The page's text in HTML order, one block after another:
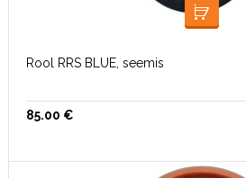
Rool RRS BLUE, seemis
85.00 €